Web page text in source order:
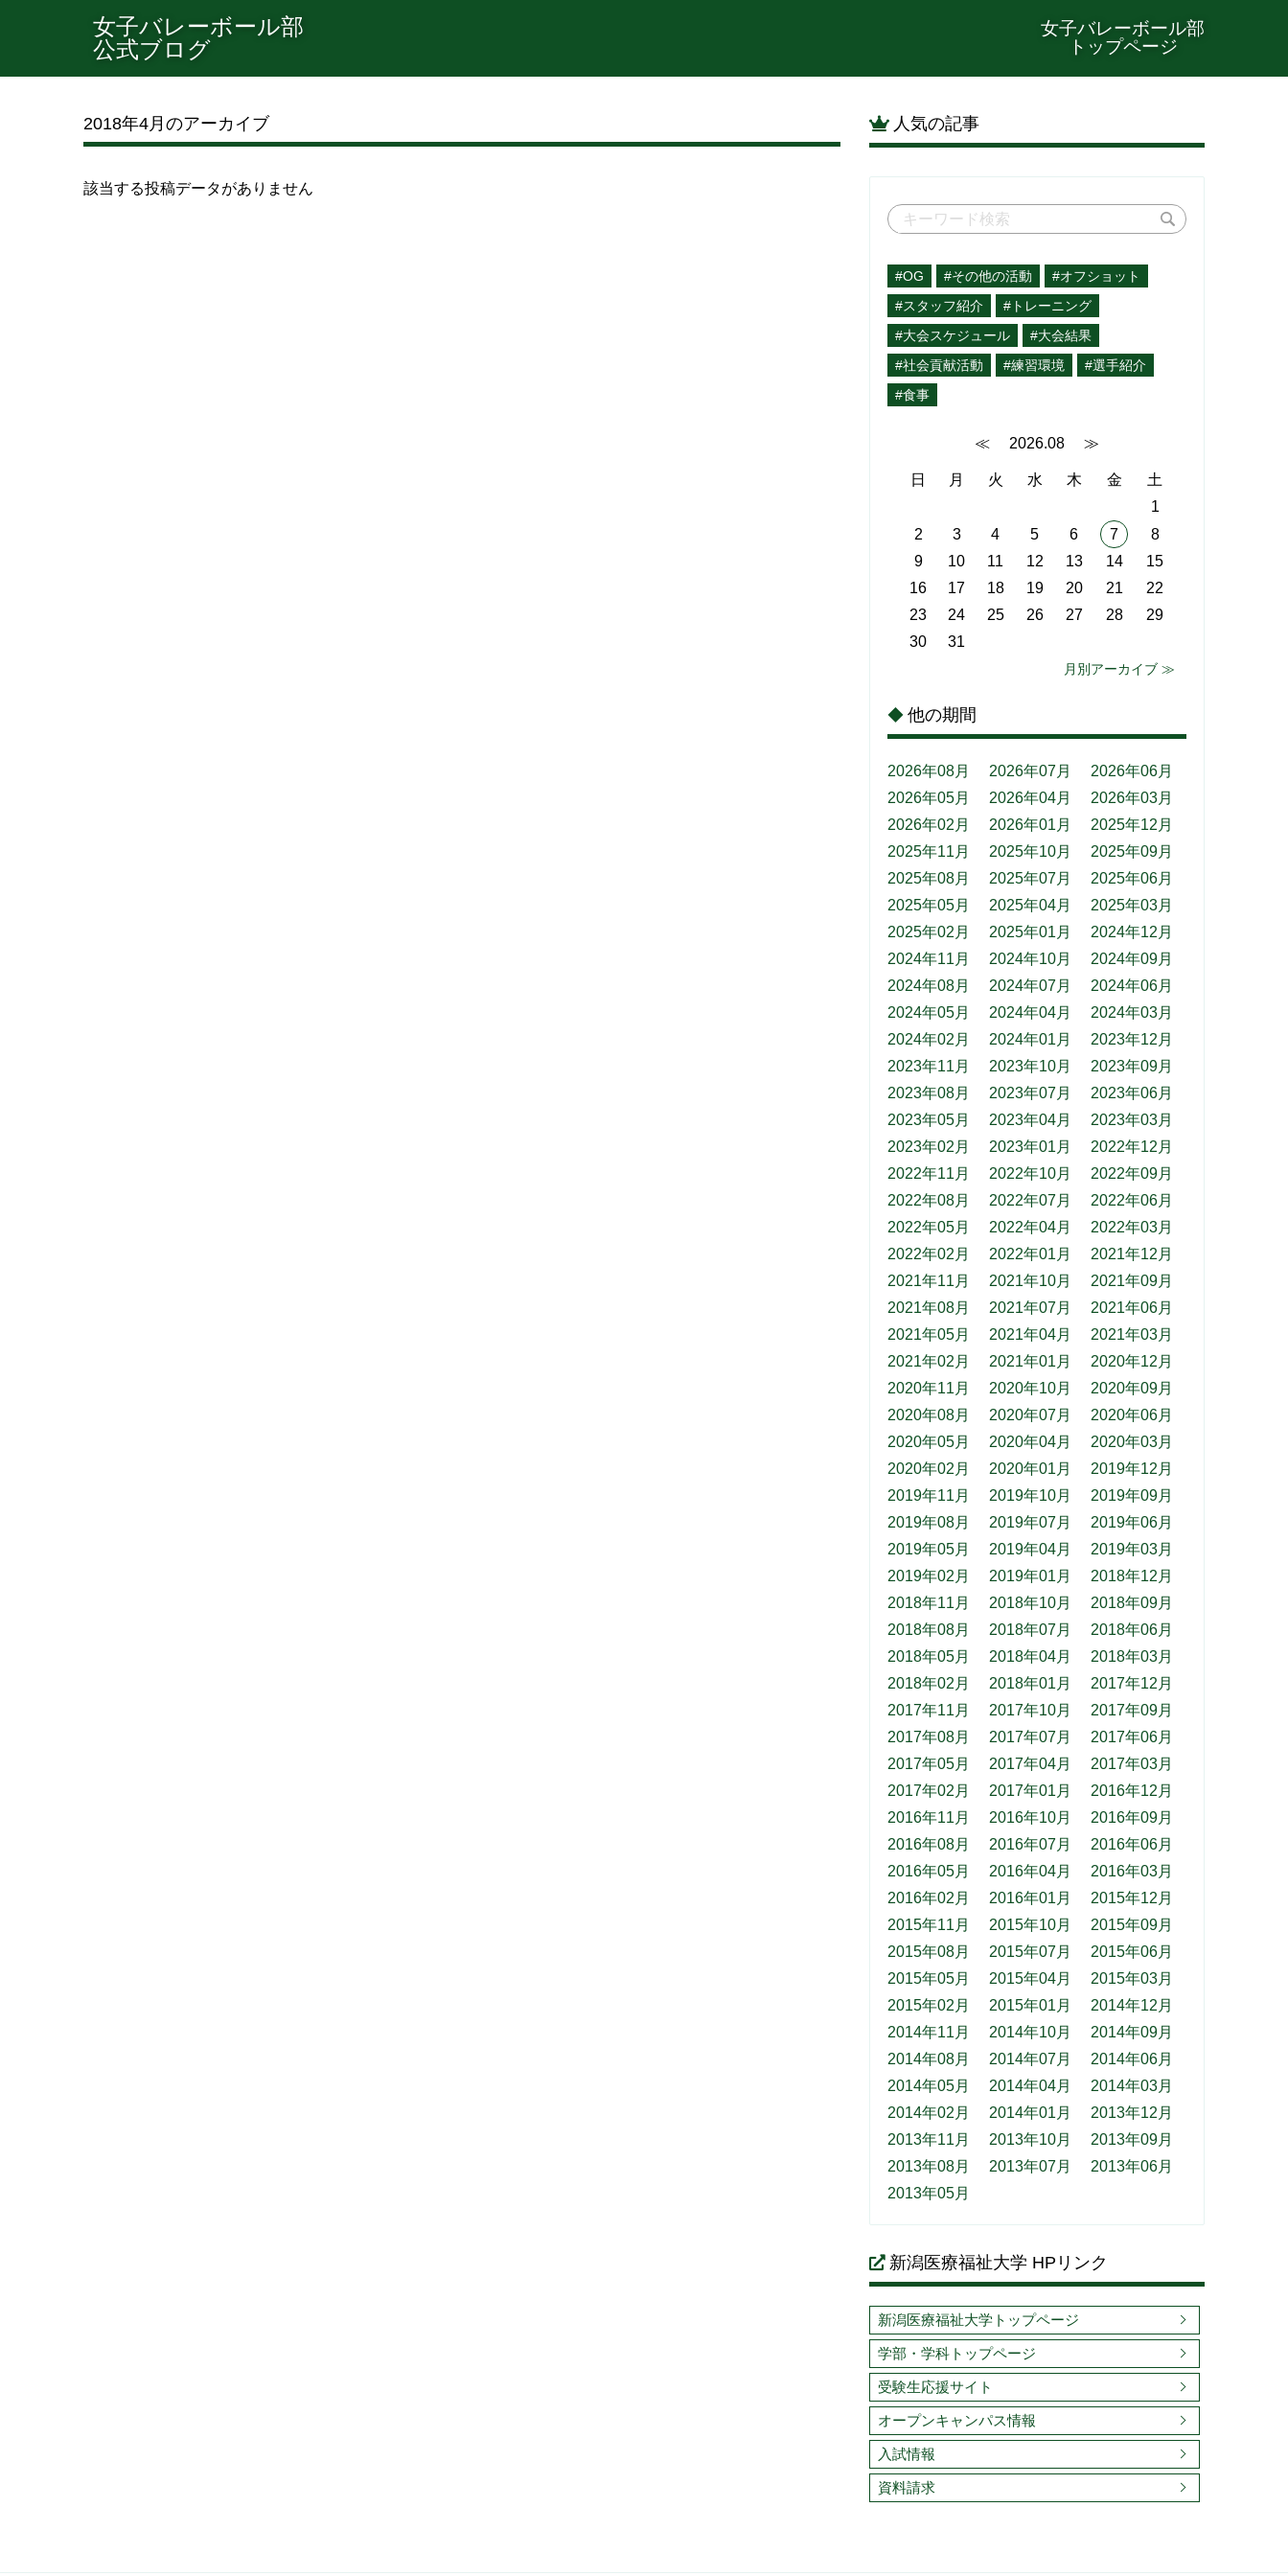
女子バレーボール部
トップページ
女子バレーボール部
公式ブログ
2018年4月のアーカイブ
該当する投稿データがありません
人気の記事
#OG #その他の活動
#オフショット
#スタッフ紹介
#トレーニング
#大会スケジュール
#大会結果
#社会貢献活動
#練習環境
#選手紹介
#食事
≪ 2026.08 ≫
日 月 火 水 木 金
土
1
2
3 4 5 6 7
8
9
10 11 12 13 14
15
16
17 18 19 20 21
22
23
24 25 26 27 28
29
30
31
月別アーカイブ ≫
◆ 他の期間
2026年08月 2026年07月
2026年06月
2026年05月
2026年04月
2026年03月
2026年02月
2026年01月
2025年12月
2025年11月
2025年10月
2025年09月
2025年08月
2025年07月
2025年06月
2025年05月
2025年04月
2025年03月
2025年02月
2025年01月
2024年12月
2024年11月
2024年10月
2024年09月
2024年08月
2024年07月
2024年06月
2024年05月
2024年04月
2024年03月
2024年02月
2024年01月
2023年12月
2023年11月
2023年10月
2023年09月
2023年08月
2023年07月
2023年06月
2023年05月
2023年04月
2023年03月
2023年02月
2023年01月
2022年12月
2022年11月
2022年10月
2022年09月
2022年08月
2022年07月
2022年06月
2022年05月
2022年04月
2022年03月
2022年02月
2022年01月
2021年12月
2021年11月
2021年10月
2021年09月
2021年08月
2021年07月
2021年06月
2021年05月
2021年04月
2021年03月
2021年02月
2021年01月
2020年12月
2020年11月
2020年10月
2020年09月
2020年08月
2020年07月
2020年06月
2020年05月
2020年04月
2020年03月
2020年02月
2020年01月
2019年12月
2019年11月
2019年10月
2019年09月
2019年08月
2019年07月
2019年06月
2019年05月
2019年04月
2019年03月
2019年02月
2019年01月
2018年12月
2018年11月
2018年10月
2018年09月
2018年08月
2018年07月
2018年06月
2018年05月
2018年04月
2018年03月
2018年02月
2018年01月
2017年12月
2017年11月
2017年10月
2017年09月
2017年08月
2017年07月
2017年06月
2017年05月
2017年04月
2017年03月
2017年02月
2017年01月
2016年12月
2016年11月
2016年10月
2016年09月
2016年08月
2016年07月
2016年06月
2016年05月
2016年04月
2016年03月
2016年02月
2016年01月
2015年12月
2015年11月
2015年10月
2015年09月
2015年08月
2015年07月
2015年06月
2015年05月
2015年04月
2015年03月
2015年02月
2015年01月
2014年12月
2014年11月
2014年10月
2014年09月
2014年08月
2014年07月
2014年06月
2014年05月
2014年04月
2014年03月
2014年02月
2014年01月
2013年12月
2013年11月
2013年10月
2013年09月
2013年08月
2013年07月
2013年06月
2013年05月
新潟医療福祉大学 HPリンク
新潟医療福祉大学トップページ
学部・学科トップページ
受験生応援サイト
オープンキャンパス情報
入試情報
資料請求